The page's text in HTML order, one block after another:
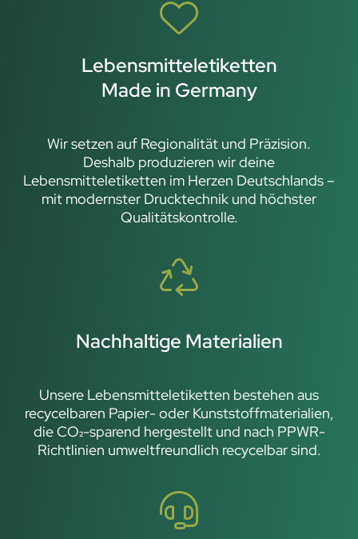
Lebensmitteletiketten
Made in Germany
Wir setzen auf Regionalität und Präzision.
Deshalb produzieren wir deine
Lebensmitteletiketten im Herzen Deutschlands –
mit modernster Drucktechnik und höchster
Qualitätskontrolle.
Nachhaltige Materialien
Unsere Lebensmitteletiketten bestehen aus
recycelbaren Papier- oder Kunststoffmaterialien,
die CO₂-sparend hergestellt und nach PPWR-
Richtlinien umweltfreundlich recycelbar sind.